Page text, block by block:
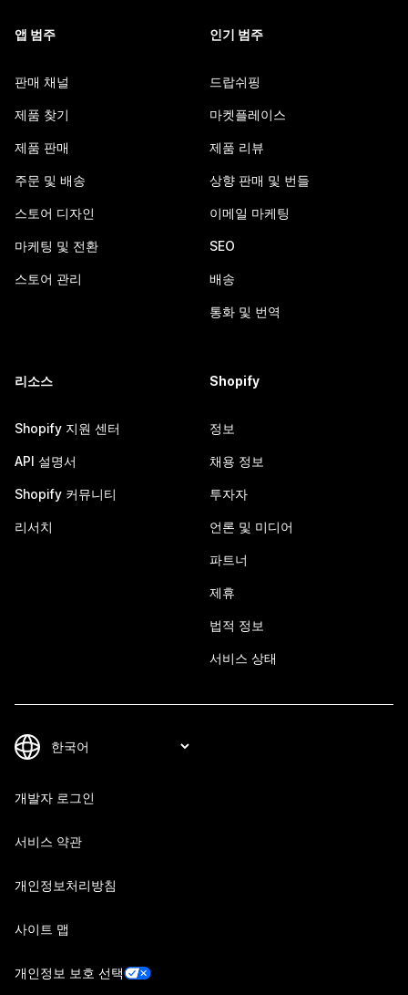
앱 범주
판매 채널
제품 찾기
제품 판매
주문 및 배송
스토어 디자인
마케팅 및 전환
스토어 관리
인기 범주
드랍쉬핑
마켓플레이스
제품 리뷰
상향 판매 및 번들
이메일 마케팅
SEO
배송
통화 및 번역
리소스
Shopify 지원 센터
API 설명서
Shopify 커뮤니티
리서치
Shopify
정보
채용 정보
투자자
언론 및 미디어
파트너
제휴
법적 정보
서비스 상태
개발자 로그인
서비스 약관
개인정보처리방침
사이트 맵
개인정보 보호 선택